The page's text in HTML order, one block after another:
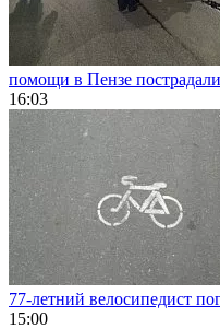
помощи в Пензе
16:03
77-летний велосипедист
15:00